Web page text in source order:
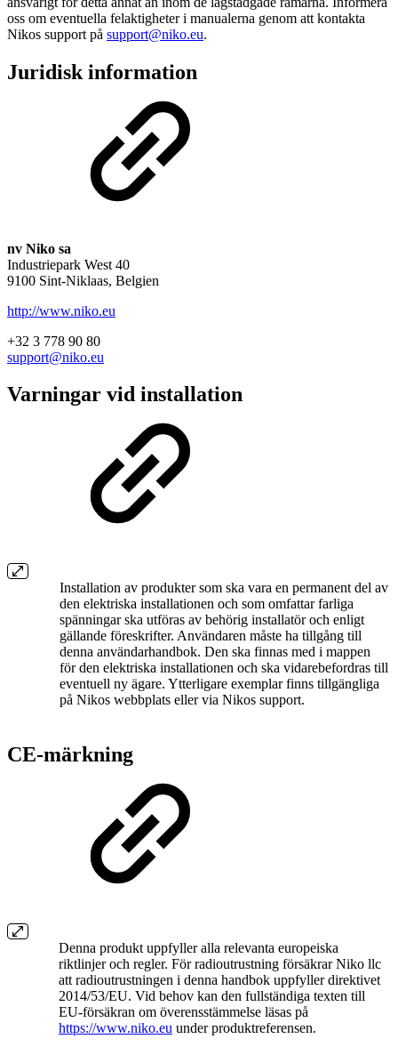
oss om eventuella felaktigheter i manualerna genom att kontakta
Nikos support på support@niko.eu.
Juridisk information
nv Niko sa
Industriepark West 40
9100 Sint-Niklaas, Belgien
http://www.niko.eu
+32 3 778 90 80
support@niko.eu
Varningar vid installation
Installation av produkter som ska vara en permanent del av
den elektriska installationen och som omfattar farliga
spänningar ska utföras av behörig installatör och enligt
gällande föreskrifter. Användaren måste ha tillgång till
denna användarhandbok. Den ska finnas med i mappen
för den elektriska installationen och ska vidarebefordras till
eventuell ny ägare. Ytterligare exemplar finns tillgängliga
på Nikos webbplats eller via Nikos support.
CE-märkning
Denna produkt uppfyller alla relevanta europeiska
riktlinjer och regler. För radioutrustning försäkrar Niko llc
att radioutrustningen i denna handbok uppfyller direktivet
2014/53/EU. Vid behov kan den fullständiga texten till
EU-försäkran om överensstämmelse läsas på
https://www.niko.eu under produktreferensen.